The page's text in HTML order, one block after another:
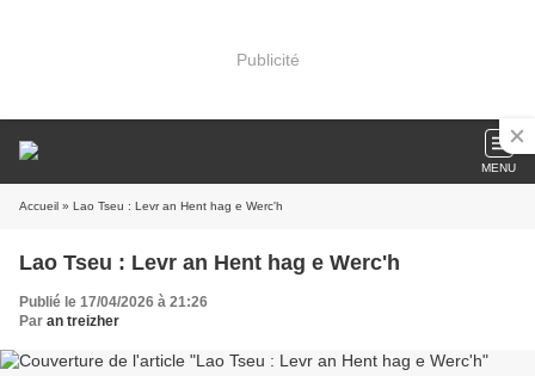
Publicité
MENU
Accueil » Lao Tseu : Levr an Hent hag e Werc'h
Lao Tseu : Levr an Hent hag e Werc'h
Publié le 17/04/2026 à 21:26
Par an treizher